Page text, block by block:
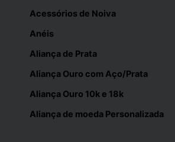
Acessórios de Noiva
Anéis
Aliança de Prata
Aliança Ouro com Aço/Prata
Aliança Ouro 10k e 18k
Aliança de moeda Personalizada